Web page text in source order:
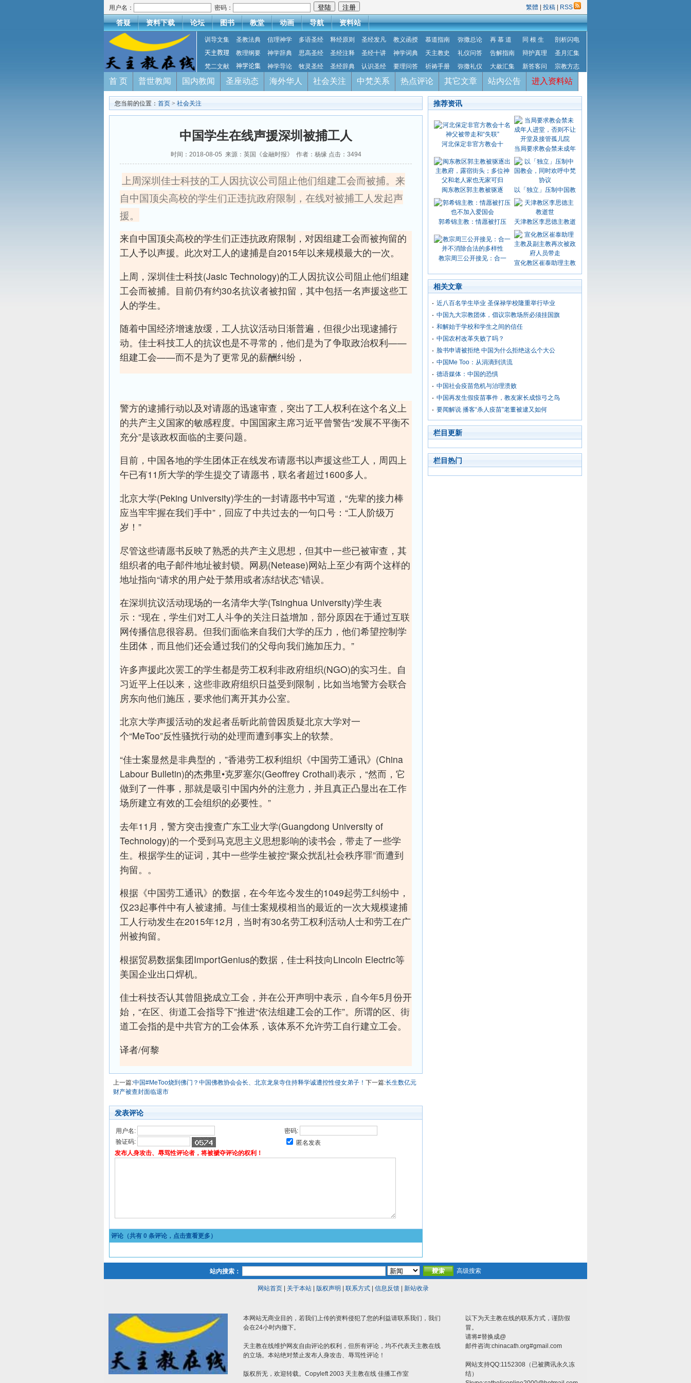
用户名： 密码： 繁體 投稿 RSS
答疑 资料下载 论坛 图书 教堂 动画 导航 资料站
训导文集 圣教法典 信理神学 多语圣经 释经原则 圣经发凡 教义函授 慕道指南 弥撒总论 再 慕 道 同 根 生
剖析闪电
天主教理
教理纲要 神学辞典 思高圣经 圣经注释 圣经十讲 神学词典 天主教史 礼仪问答 告解指南 辩护真理
圣月汇集
梵二文献
神学论集 神学导论 牧灵圣经 圣经辞典 认识圣经 要理问答 祈祷手册 弥撒礼仪 大赦汇集 新答客问 宗教方志
首 页 普世教闻 国内教闻 圣座动态 海外华人 社会关注 中梵关系 热点评论 其它文章 站内公告 进入资料站
您当前的位置： 首页 > 社会关注
中国学生在线声援深圳被捕工人
时间：2018-08-05 来源：英国《金融时报》 作者：杨缘 点击： 3494
上周深圳佳士科技的工人因抗议公司阻止他们组建工会而被捕。来
自中国顶尖高校的学生们正违抗政府限制，在线对被捕工人发起声
援。
来自中国顶尖高校的学生们正违抗政府限制，对因组建工会而被拘留的
工人予以声援。此次对工人的逮捕是自2015年以来规模最大的一次。
上周，深圳佳士科技(Jasic Technology)的工人因抗议公司阻止他们组建
工会而被捕。目前仍有约30名抗议者被扣留，其中包括一名声援这些工
人的学生。
随着中国经济增速放缓，工人抗议活动日渐普遍，但很少出现逮捕行
动。佳士科技工人的抗议也是不寻常的，他们是为了争取政治权利——
组建工会——而不是为了更常见的薪酬纠纷，
警方的逮捕行动以及对请愿的迅速审查，突出了工人权利在这个名义上
的共产主义国家的敏感程度。中国国家主席习近平曾警告“发展不平衡不
充分”是该政权面临的主要问题。
目前，中国各地的学生团体正在线发布请愿书以声援这些工人，周四上
午已有11所大学的学生提交了请愿书，联名者超过1600多人。
北京大学(Peking University)学生的一封请愿书中写道，“先辈的接力棒
应当牢牢握在我们手中”，回应了中共过去的一句口号：“工人阶级万
岁！”
尽管这些请愿书反映了熟悉的共产主义思想，但其中一些已被审查，其
组织者的电子邮件地址被封锁。网易(Netease)网站上至少有两个这样的
地址指向“请求的用户处于禁用或者冻结状态”错误。
在深圳抗议活动现场的一名清华大学(Tsinghua University)学生表
示：“现在，学生们对工人斗争的关注日益增加，部分原因在于通过互联
网传播信息很容易。但我们面临来自我们大学的压力，他们希望控制学
生团体，而且他们还会通过我们的父母向我们施加压力。”
许多声援此次罢工的学生都是劳工权利非政府组织(NGO)的实习生。自
习近平上任以来，这些非政府组织日益受到限制，比如当地警方会联合
房东向他们施压，要求他们离开其办公室。
北京大学声援活动的发起者岳昕此前曾因质疑北京大学对一
个“MeToo”反性骚扰行动的处理而遭到事实上的软禁。
“佳士案显然是非典型的，”香港劳工权利组织《中国劳工通讯》(China
Labour Bulletin)的杰弗里•克罗塞尔(Geoffrey Crothall)表示，“然而，它
做到了一件事，那就是吸引中国内外的注意力，并且真正凸显出在工作
场所建立有效的工会组织的必要性。”
去年11月，警方突击搜查广东工业大学(Guangdong University of
Technology)的一个受到马克思主义思想影响的读书会，带走了一些学
生。根据学生的证词，其中一些学生被控“聚众扰乱社会秩序罪”而遭到
拘留。。
根据《中国劳工通讯》的数据，在今年迄今发生的1049起劳工纠纷中，
仅23起事件中有人被逮捕。与佳士案规模相当的最近的一次大规模逮捕
工人行动发生在2015年12月，当时有30名劳工权利活动人士和劳工在广
州被拘留。
根据贸易数据集团ImportGenius的数据，佳士科技向Lincoln Electric等
美国企业出口焊机。
佳士科技否认其曾阻挠成立工会，并在公开声明中表示，自今年5月份开
始，“在区、街道工会指导下”推进“依法组建工会的工作”。所谓的区、街
道工会指的是中共官方的工会体系，该体系不允许劳工自行建立工会。
译者/何黎
上一篇:中国#MeToo烧到佛门？中国佛教协会会长、北京龙泉寺住持释学诚遭控性侵女弟子！ 下一篇:长生数亿元
财产被查封面临退市
发表评论
用户名:
密码:
验证码:
匿名发表
发布人身攻击、辱骂性评论者，将被褫夺评论的权利！
评论（共有 0 条评论，点击查看更多）
推荐资讯
河北保定非官方教会十
当局要求教会禁未成年
闽东教区郭主教被驱逐 以「独立」压制中国教
郭希锦主教：情愿被打压 天津教区李思德主教逝
教宗周三公开接见：合一
宣化教区崔泰助理主教
相关文章
近八百名学生毕业 圣保禄学校隆重举行毕业
中国九大宗教团体，倡议宗教场所必须挂国旗
和解始于学校和学生之间的信任
中国农村改革失败了吗？
脸书申请被拒绝 中国为什么拒绝这么个大公
中国Me Too：从涓滴到洪流
德语媒体：中国的恐惧
中国社会疫苗危机与治理溃败
中国再发生假疫苗事件，教友家长成惊弓之鸟
要闻解说 播客“杀人疫苗”老董被逮又如何
栏目更新
栏目热门
站内搜索： 高级搜索
网站首页| 关于本站| 版权声明 联系方式| 信息反馈| 新站收录
本网站无商业目的，若我们上传的资料侵犯了您的利益请联系我们，我们
会在24小时内撤下。
天主教在线维护网友自由评论的权利，但所有评论，均不代表天主教在线
的立场。本站绝对禁止发布人身攻击、辱骂性评论！
版权所无，欢迎转载。Copyleft 2003 天主教在线 佳播工作室
以下为天主教在线的联系方式，谨防假
冒。
请将#替换成@
邮件咨询:chinacath.org#gmail.com
网站支持QQ:1152308（已被腾讯永久冻
结）